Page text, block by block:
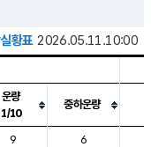
황표 2026.05.11.10:00
람, 기압등을 안내한 표입
운량
1/10
중하운량
9 6